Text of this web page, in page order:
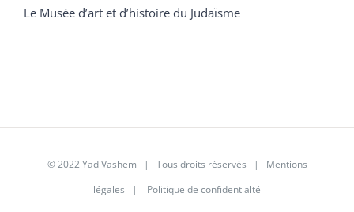
Le Musée d’art et d’histoire du Judaïsme
© 2022 Yad Vashem | Tous droits réservés | Mentions
légales | Politique de confidentialté